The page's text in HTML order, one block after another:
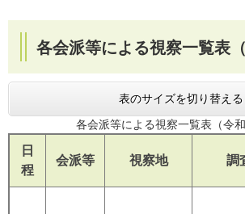
各会派等による視察一覧表
表のサイズを切り替える
各会派等による視察一覧表（令和
日
程
会派等 視察地 調